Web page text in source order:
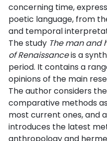
concerning time,
poetic language, from
and temporal
The study The man and
of Renaissanceis a
period. It contains a
opinions of the main
The author considers
comparative methods
most current ones, and
introduces the latest